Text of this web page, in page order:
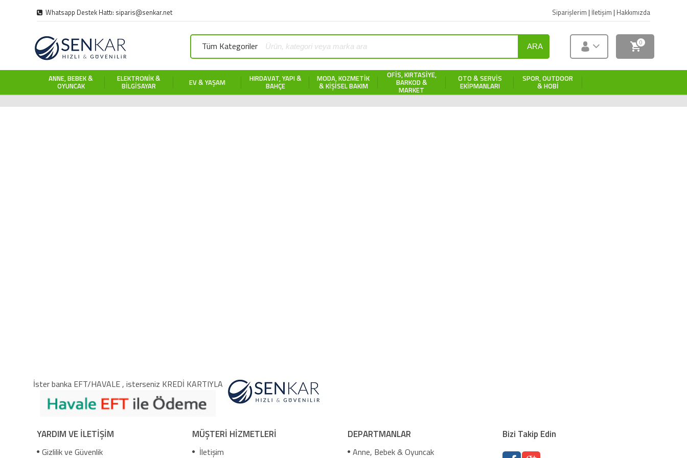
Whatsapp Destek Hattı: siparis@senkar.net Siparişlerim | İletişim | Hakkımızda
Tüm Kategoriler ARA 0
ANNE, BEBEK &
OYUNCAK
ELEKTRONIK &
BILGISAYAR EV & YAŞAM HIRDAVAT, YAPI &
BAHÇE
MODA, KOZMETIK
& KIŞISEL BAKIM
OFIS, KIRTASIYE,
BARKOD &
MARKET
OTO & SERVIS
EKIPMANLARI
SPOR, OUTDOOR
& HOBI
İster banka EFT/HAVALE , isterseniz KREDİ KARTIYLA
YARDIM VE İLETİŞİM
Gizlilik ve Güvenlik
MÜŞTERİ HİZMETLERİ
İletişim
DEPARTMANLAR
Anne, Bebek & Oyuncak
Bizi Takip Edin